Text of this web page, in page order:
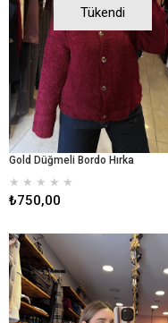
Tükendi
Gold Düğmeli Bordo Hırka
★ ★ ★ ★ ★
₺750,00